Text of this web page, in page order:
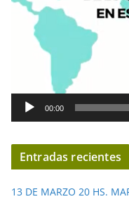
d
í
d
e
00:00
Entradas recientes
13 DE MARZO 20 HS.